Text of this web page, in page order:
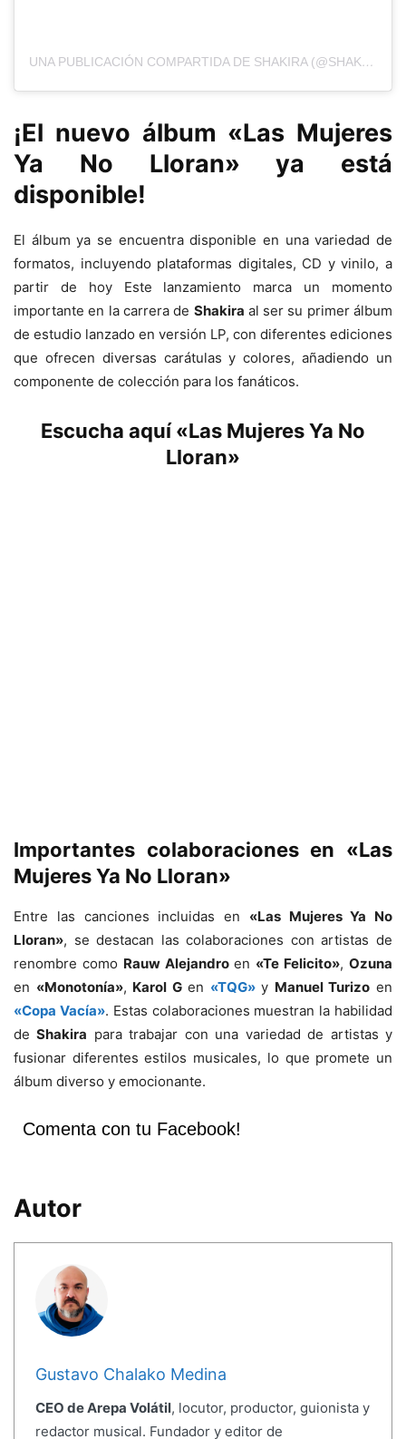
UNA PUBLICACIÓN COMPARTIDA DE SHAKIRA (@SHAKIRA)
¡El nuevo álbum «Las Mujeres
Ya No Lloran» ya está
disponible!
El álbum ya se encuentra disponible en una variedad de
formatos, incluyendo plataformas digitales, CD y vinilo, a
partir de hoy Este lanzamiento marca un momento
importante en la carrera de Shakira al ser su primer álbum
de estudio lanzado en versión LP, con diferentes ediciones
que ofrecen diversas carátulas y colores, añadiendo un
componente de colección para los fanáticos.
Escucha aquí «Las Mujeres Ya No
Lloran»
Importantes colaboraciones en «Las
Mujeres Ya No Lloran»
Entre las canciones incluidas en «Las Mujeres Ya No
Lloran», se destacan las colaboraciones con artistas de
renombre como Rauw Alejandroen «Te Felicito»,Ozuna
en «Monotonía», Karol Gen «TQG»y Manuel Turizo en
«Copa Vacía». Estas colaboraciones muestran la habilidad
deShakira para trabajar con una variedad de artistas y
fusionar diferentes estilos musicales, lo que promete un
álbum diverso y emocionante.
Comenta con tu Facebook!
Autor
Gustavo Chalako Medina
CEO de Arepa Volátil, locutor, productor, guionista y
redactor musical. Fundador y editor de